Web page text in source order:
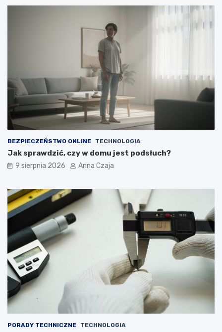
BEZPIECZEŃSTWO ONLINE TECHNOLOGIA
Jak sprawdzić, czy w domu jest podsłuch?
9 sierpnia 2026 Anna Czaja
PORADY TECHNICZNE TECHNOLOGIA